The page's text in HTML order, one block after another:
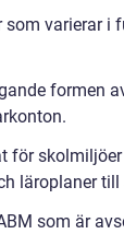
som varierar i
formen
för
läroplaner till
som är